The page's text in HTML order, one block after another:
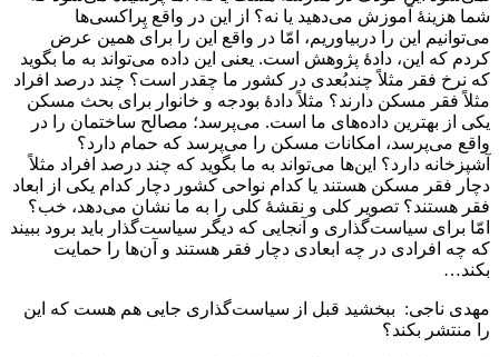
شما هزینۀ آموزش می‌دهید یا نه؟ از این در واقع پِراکسی‌ها
می‌توانیم این را دربیاوریم، امّا در واقع این را برای همین عرض
کردم که این، دادۀ پژوهش است. یعنی این داده می‌تواند به ما بگوید
که نرخ فقر مثلاً چندبُعدی در کشور ما چقدر است؟ چند درصد افراد
مثلاً فقر مسکن دارند؟ مثلاً دادۀ بودجه و خانوار برای بحث مسکن
یکی از بهترین داده‌های ما است. می‌پرسد؛ مصالح ساختمان را در
واقع می‌پرسد، امکانات مسکن را می‌پرسد که حمام دارد؟
آشپزخانه دارد؟ این‌ها می‌تواند به ما بگوید که چند درصد افراد مثلاً
دچار فقر مسکن هستند یا کدام نواحی کشور دچار کدام یکی از ابعاد
فقر هستند؟ تصویر کلی و نقشۀ کلی را به ما نشان می‌دهد، خب؟
امّا برای سیاست‌گذاری و آنجایی که دیگر سیاست‌گذار باید برود ببیند
که چه افرادی در چه ابعادی دچار فقر هستند و آن‌ها را حمایت
بکند…
مهدی ناجی: ببخشید قبل از سیاست‌گذاری جایی هم هست که این
را منتشر بکند؟